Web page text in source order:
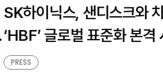
SK하이닉스, 샌디스크와
‘HBF’ 글로벌 표준화 본격
PRESS